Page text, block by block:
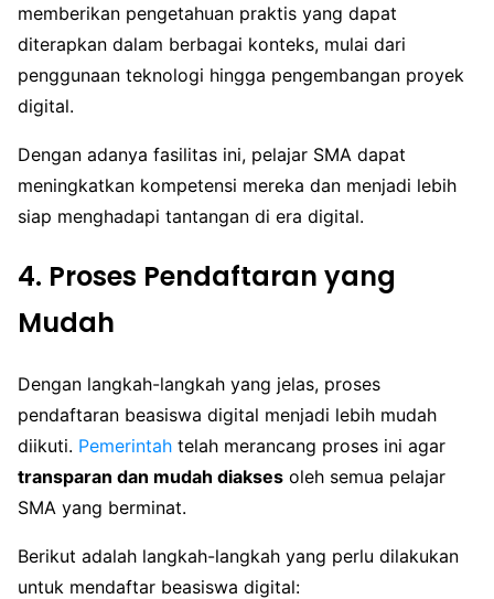
memberikan pengetahuan praktis yang dapat
diterapkan dalam berbagai konteks, mulai dari
penggunaan teknologi hingga pengembangan proyek
digital.
Dengan adanya fasilitas ini, pelajar SMA dapat
meningkatkan kompetensi mereka dan menjadi lebih
siap menghadapi tantangan di era digital.
4. Proses Pendaftaran yang
Mudah
Dengan langkah-langkah yang jelas, proses
pendaftaran beasiswa digital menjadi lebih mudah
diikuti. Pemerintah telah merancang proses ini agar
transparan dan mudah diakses oleh semua pelajar
SMA yang berminat.
Berikut adalah langkah-langkah yang perlu dilakukan
untuk mendaftar beasiswa digital: